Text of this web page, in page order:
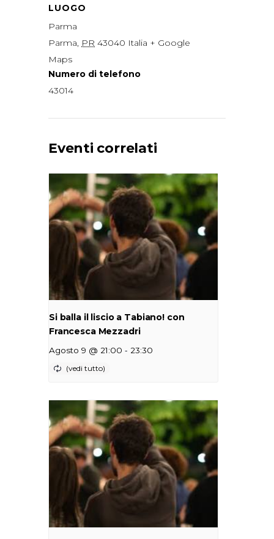
LUOGO
Parma
Parma, PR 43040 Italia + Google
Maps
Numero di telefono
43014
Eventi correlati
Si balla il liscio a Tabiano! con
Francesca Mezzadri
Agosto 9 @ 21:00 - 23:30